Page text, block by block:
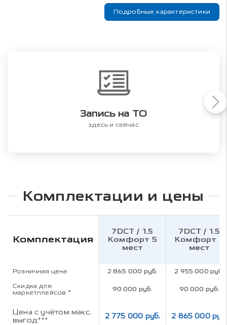
Подробные характеристики
Запись на ТО
здесь и сейчас
Комплектации и цены
Комплектация
7DCT / 1.5
Комфорт 5
мест
7DCT / 1.5
Комфорт 7
мест
Розничная цена 2 865 000 руб. 2 955 000 руб.
Скидка для
маркетплейсов * 90 000 руб. 90 000 руб.
Цена с учётом макс.
выгод***
2 775 000 руб. 2 865 000 руб.